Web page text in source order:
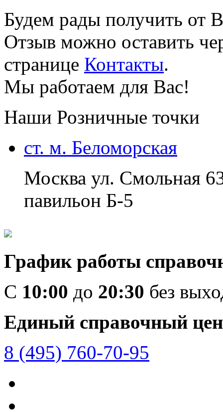
Будем рады получить от
Отзыв можно оставить
странице Контакты.
Мы работаем для Вас!
Наши Розничные точки
ст. м. Беломорская
Москва ул. Смольная
павильон Б-5
График работы
C 10:00 до 20:30 без
Единый справочный
8 (495) 760-70-95